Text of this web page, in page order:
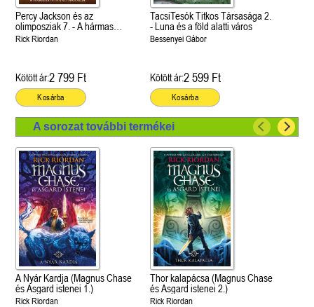
Percy Jackson és az
olimposziak 7. - A hármas
istennő haragja
Rick Riordan
Kötött ár:2 799 Ft
Kosárba
TacsiTesók Titkos Társasága 2.
- Luna és a föld alatti város
Bessenyei Gábor
Kötött ár:2 599 Ft
Kosárba
A sorozat további termékei
A Nyár Kardja (Magnus Chase
és Asgard istenei 1.)
Rick Riordan
Thor kalapácsa (Magnus Chase
és Asgard istenei 2.)
Rick Riordan